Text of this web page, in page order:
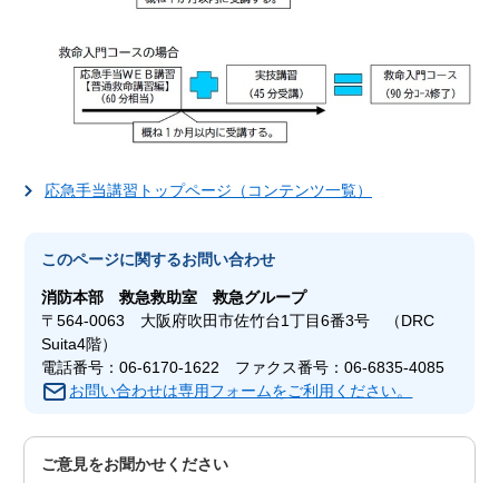
応急手当講習トップページ（コンテンツ一覧）
このページに関するお問い合わせ
消防本部救急救助室 救急グループ
〒564-0063 大阪府吹田市佐竹台1丁目6番3号 （DRC
Suita4階）
電話番号：06-6170-1622 ファクス番号：06-6835-4085
お問い合わせは専用フォームをご利用ください。
ご意見をお聞かせください